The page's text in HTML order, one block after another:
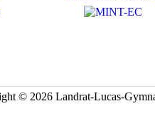
© 2026 Landrat-Lucas-